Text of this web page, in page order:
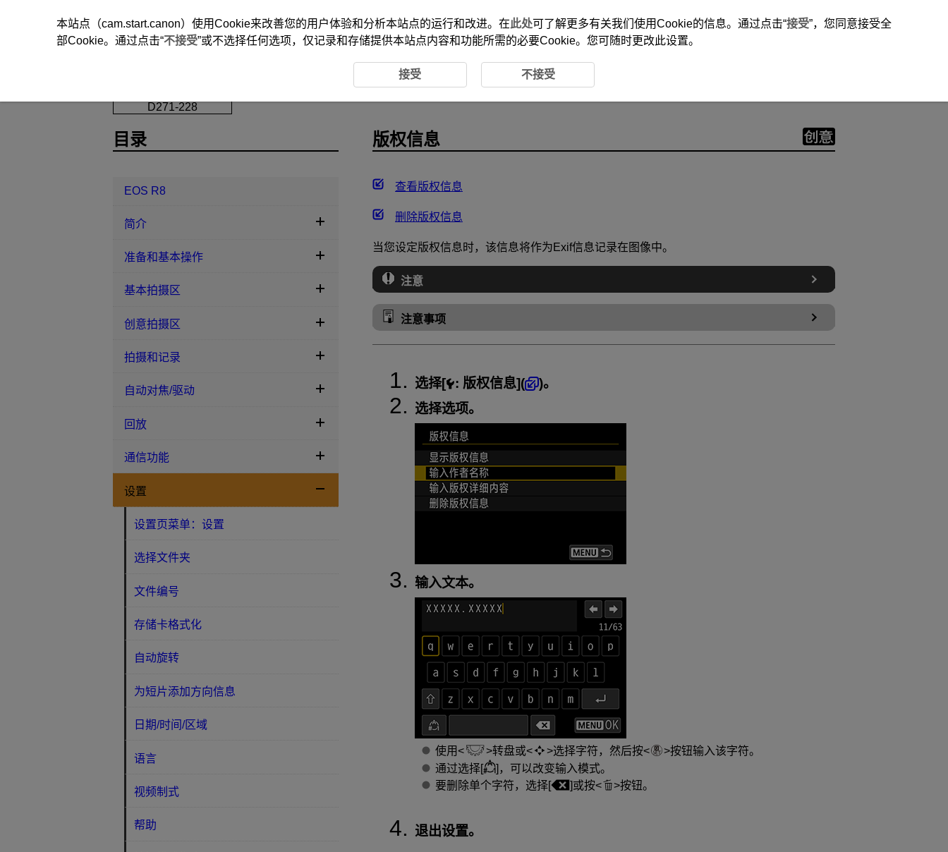
D271-228
版权信息
查看版权信息
删除版权信息
当您设定版权信息时，该信息将作为Exif信息记录在图像中。
注意
注意事项
选择[ : 版权信息](
)。
选择选项。
输入文本。
使用 转盘或 选择字符，然后按
按钮输入该字符。
通过选择[
]，可以改变输入模式。
要删除单个字符，选择[
]或按 按钮。
退出设置。
目录
EOS R8
简介
准备和基本操作
基本拍摄区
创意拍摄区
拍摄和记录
自动对焦/驱动
回放
通信功能
设置
设置页菜单：设置
选择文件夹
文件编号
存储卡格式化
自动旋转
为短片添加方向信息
日期/时间/区域
语言
视频制式
帮助
本站点（cam.start.canon）使用Cookie来改善您的用户体验和分析本站点的运行和改进。在此处可了解更多有关我们使用Cookie的信息。通过点击“接受”，您同意接受全
部Cookie。通过点击“不接受”或不选择任何选项，仅记录和存储提供本站点内容和功能所需的必要Cookie。您可随时更改此设置。
接受 不接受